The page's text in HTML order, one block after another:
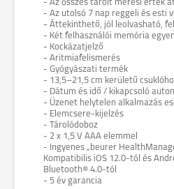
- Az összes tárolt mérési érték
- Az utolsó 7 nap reggeli és esti
- Áttekinthető, jól leolvasható,
- Két felhasználói memória
- Kockázatjelző
- Aritmiafelismerés
- Gyógyászati termék
- 13,5–21,5 cm kerületű
- Dátum és idő / kikapcsoló
- Üzenet helytelen alkalmazás
- Elemcsere-kijelzés
- Tárolódoboz
- 2 x 1,5 V AAA elemmel
- Ingyenes „beurer
Kompatibilis iOS 12.0-tól és
Bluetooth® 4.0-tól
- 5 év garancia